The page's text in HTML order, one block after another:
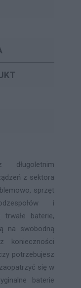
z sektora
sprzęt
i
baterie,
na swobodną
konieczności
potrzebujesz
się w
baterie